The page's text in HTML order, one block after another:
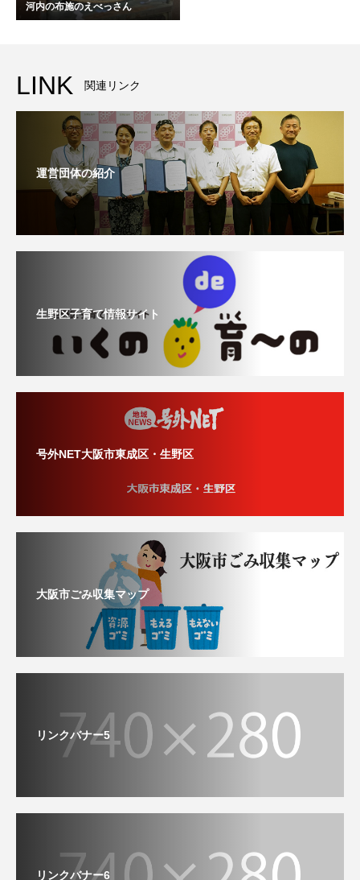
河内の布施のえべっさん
LINK 関連リンク
運営団体の紹介
生野区子育て情報サイト
号外NET大阪市東成区・生野区
大阪市ごみ収集マップ
リンクバナー5
リンクバナー6